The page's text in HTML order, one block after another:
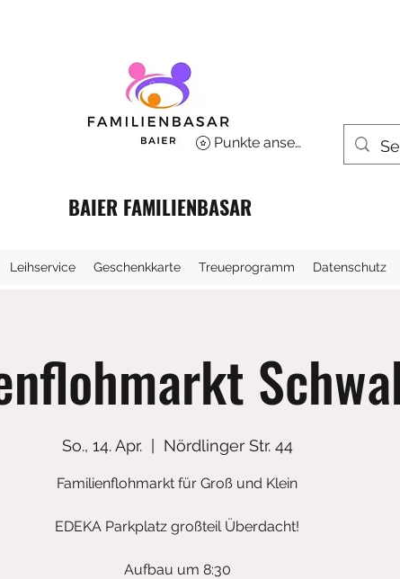
BAIER FAMILIENBASAR
Punkte ansehen
Leihservice Geschenkkarte Treueprogramm Datenschutz
So., 14. Apr.
  |
Nördlinger Str. 44
Familienflohmarkt für Groß und Klein
EDEKA Parkplatz großteil Überdacht!
Aufbau um 8:30